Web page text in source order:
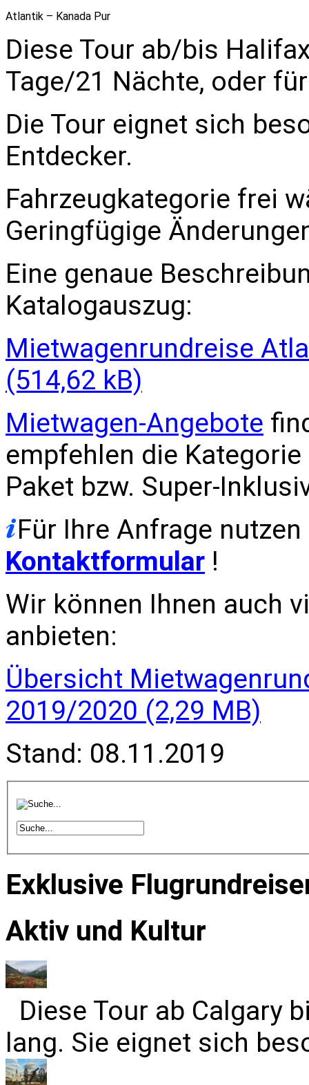
Atlantik – Kanada Pur
Diese Tour ab/bis
Tage/21 Nächte, oder
Die Tour eignet sich
Entdecker.
Fahrzeugkategorie frei
Geringfügige
Eine genaue
Katalogauszug:
Mietwagenrundreise
Mietwagen-Angebote
empfehlen die
Paket bzw. Super-
Für Ihre Anfrage
Kontaktformular !
Wir können Ihnen auch
anbieten:
Übersicht
2019/2020
Stand: 08.11.2019
Exklusive
Aktiv und Kultur
Diese Tour ab Calgary
lang. Sie eignet sich